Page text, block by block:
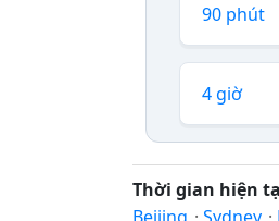
90 phút
4 giờ
Thời gian hiện